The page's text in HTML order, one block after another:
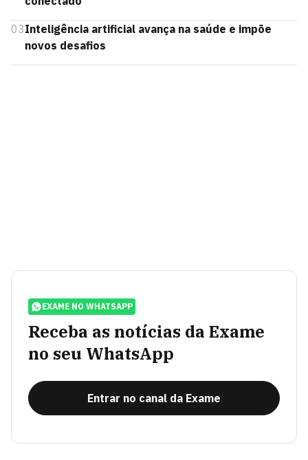
03Inteligência artificial avança na saúde e impõe
novos desafios
EXAME NO WHATSAPP
Receba as notícias da Exame
no seu WhatsApp
Entrar no canal da Exame